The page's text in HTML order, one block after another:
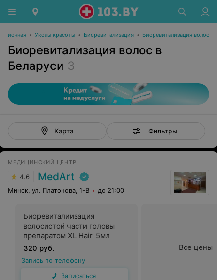
• Уколы красоты • Биоревитализация • Биоревитализация волос
Биоревитализация волос в
Беларуси 3
Карта Фильтры
МЕДИЦИНСКИЙ ЦЕНТР
4.6 MedArt
Минск, ул. Платонова, 1-В до 21:00
Биоревиталиизация
волосистой части головы
препаратом XL Hair, 5мл
320 руб.
Запись по телефону
Записаться
Все цены